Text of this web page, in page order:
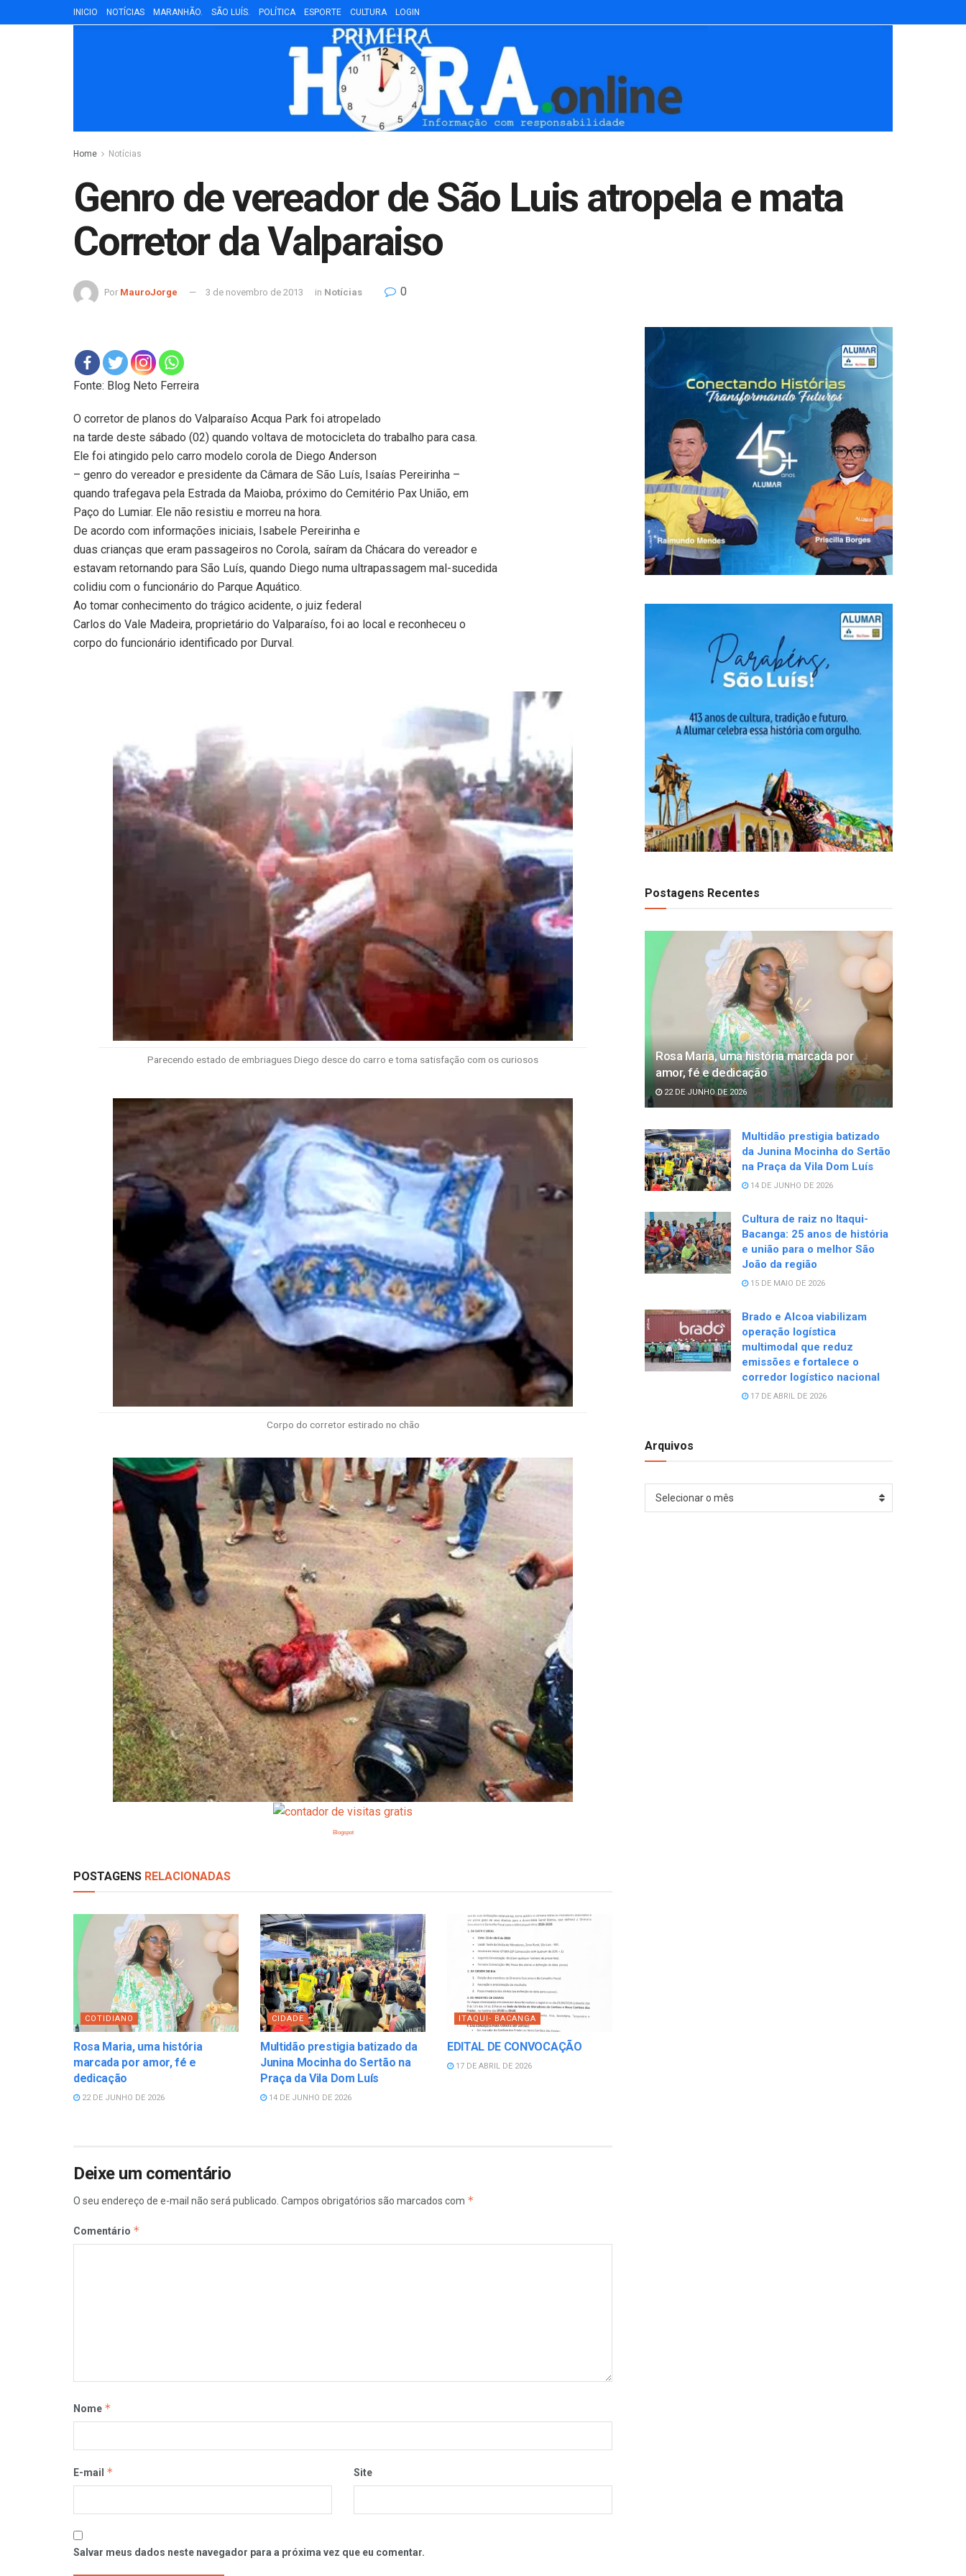
INICIO NOTÍCIAS MARANHÃO. SÃO LUÍS. POLÍTICA ESPORTE CULTURA LOGIN
Home Notícias
Genro de vereador de São Luis atropela e mata
Corretor da Valparaiso
Por MauroJorge 3 de novembro de 2013 in Notícias 0
Fonte: Blog Neto Ferreira
O corretor de planos do Valparaíso Acqua Park foi atropelado
na tarde deste sábado (02) quando voltava de motocicleta do trabalho para casa.
Ele foi atingido pelo carro modelo corola de Diego Anderson
– genro do vereador e presidente da Câmara de São Luís, Isaías Pereirinha –
quando trafegava pela Estrada da Maioba, próximo do Cemitério Pax União, em
Paço do Lumiar. Ele não resistiu e morreu na hora.
De acordo com informações iniciais, Isabele Pereirinha e
duas crianças que eram passageiros no Corola, saíram da Chácara do vereador e
estavam retornando para São Luís, quando Diego numa ultrapassagem mal-sucedida
colidiu com o funcionário do Parque Aquático.
Ao tomar conhecimento do trágico acidente, o juiz federal
Carlos do Vale Madeira, proprietário do Valparaíso, foi ao local e reconheceu o
corpo do funcionário identificado por Durval.
Parecendo estado de embriagues Diego desce do carro e toma satisfação com os curiosos
Corpo do corretor estirado no chão
Blogspot
POSTAGENS RELACIONADAS
COTIDIANO
Rosa Maria, uma história
marcada por amor, fé e
dedicação
22 DE JUNHO DE 2026
CIDADE
Multidão prestigia batizado da
Junina Mocinha do Sertão na
Praça da Vila Dom Luís
14 DE JUNHO DE 2026
ITAQUI- BACANGA
EDITAL DE CONVOCAÇÃO
17 DE ABRIL DE 2026
Deixe um comentário
O seu endereço de e-mail não será publicado. Campos obrigatórios são marcados com *
Comentário *
Nome *
E-mail * Site
Salvar meus dados neste navegador para a próxima vez que eu comentar.
Postagens Recentes
Rosa Maria, uma história marcada por
amor, fé e dedicação
22 DE JUNHO DE 2026
Multidão prestigia batizado
da Junina Mocinha do Sertão
na Praça da Vila Dom Luís
14 DE JUNHO DE 2026
Cultura de raiz no Itaqui-
Bacanga: 25 anos de história
e união para o melhor São
João da região
15 DE MAIO DE 2026
Brado e Alcoa viabilizam
operação logística
multimodal que reduz
emissões e fortalece o
corredor logístico nacional
17 DE ABRIL DE 2026
Arquivos
Arquivos
Selecionar o mês